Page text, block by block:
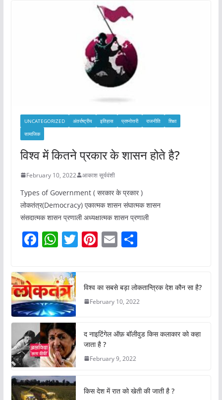
UNCATEGORIZED अंतर्राष्ट्रीय इतिहास प्रश्नोत्तरी राजनीति
शिक्षा
सामाजिक
विश्व में कितने प्रकार के शासन होते है?
February 10, 2022 आकाश सूर्यवंशी
Types of Government ( सरकार के प्रकार )
लोकतंत्र(Democracy) एकात्मक शासन संघात्मक शासन
संसदात्मक शासन प्रणाली अध्यक्षात्मक शासन प्रणाली
F
c
e
b
o
o
k
W
at
s
A
p
p
T
er
Pi
e
st
E
l
S
e
विश्व का सबसे बड़ा लोकतान्त्रिक देश कौन सा है?
February 10, 2022
द नाइटिंगेल ऑफ़ बॉलीवुड किस कलाकार को कहा
जाता है ?
February 9, 2022
किस देश में रात को खेती की जाती है ?